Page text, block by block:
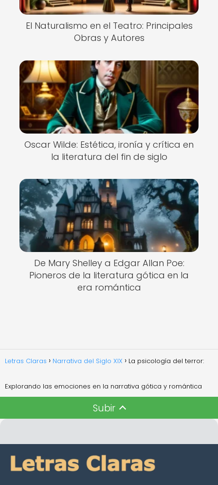
El Naturalismo en el Teatro: Principales
Obras y Autores
Oscar Wilde: Estética, ironía y crítica en
la literatura del fin de siglo
De Mary Shelley a Edgar Allan Poe:
Pioneros de la literatura gótica en la
era romántica
Letras Claras Narrativa del Siglo XIX La psicología del terror:
Explorando las emociones en la narrativa gótica y romántica
Subir